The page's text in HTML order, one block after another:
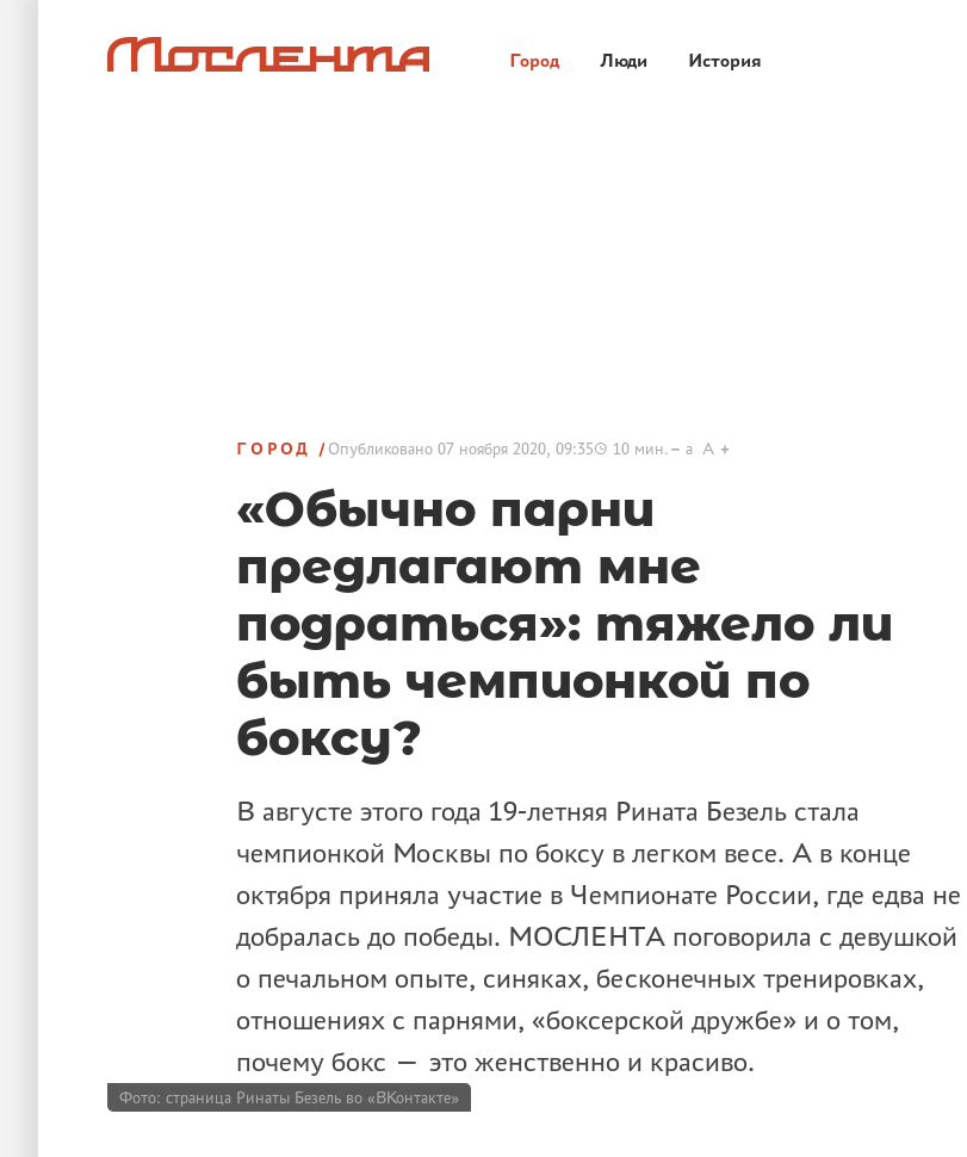
Город Люди История
ГОРОД Опубликовано 07 ноября 2020, 09:35 10мин. a A
«Обычно парни
предлагают мне
подраться»: тяжело ли
быть чемпионкой по
боксу?
В августе этого года 19-летняя Рината Безель стала
чемпионкой Москвы по боксу в легком весе. А в конце
октября приняла участие в Чемпионате России, где едва не
добралась до победы. МОСЛЕНТА поговорила с девушкой
о печальном опыте, синяках, бесконечных тренировках,
отношениях с парнями, «боксерской дружбе» и о том,
почему бокс — это женственно и красиво.
Фото: страница Ринаты Безель во «ВКонтакте»